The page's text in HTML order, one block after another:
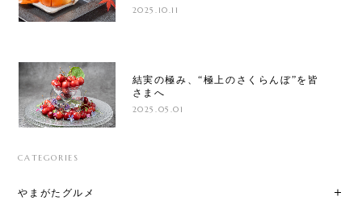
2025.10.11
結実の極み、“極上のさくらんぼ”を皆
さまへ
2025.05.01
CATEGORIES
やまがたグルメ